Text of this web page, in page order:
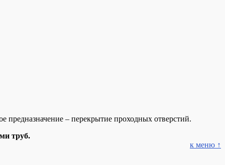
предназначение – перекрытие проходных отверстий.
труб.
к меню ↑